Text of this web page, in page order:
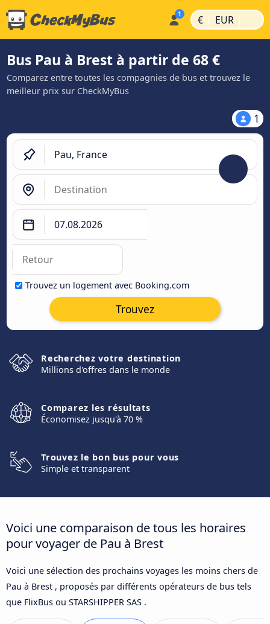
€ | EUR |
Bus Pau à Brest à partir de 68 €
Comparez entre toutes les compagnies de bus et trouvez le
meilleur prix sur CheckMyBus
1
Trouvez un logement avec Booking.com
Trouvez
Recherchez votre destination
Millions d'offres dans le monde
Comparez les résultats
Économisez jusqu'à 70 %
Trouvez le bon bus pour vous
Simple et transparent
Voici une comparaison de tous les horaires
pour voyager de Pau à Brest
Voici une sélection des prochains voyages les moins chers de
Pau à Brest , proposés par différents opérateurs de bus tels
que FlixBus ou STARSHIPPER SAS .